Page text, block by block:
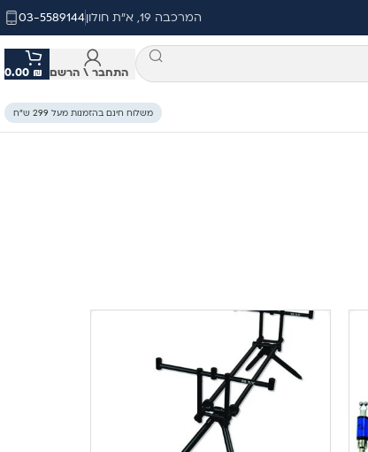
המרכבה 19, א"ת חולון 03-5589144
התחבר \ הרשם 0.00 ₪
משלוח חינם בהזמנות מעל 299 ש״ח